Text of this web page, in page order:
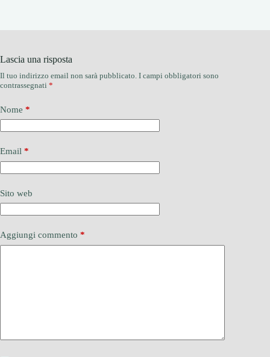
Lascia una risposta
Il tuo indirizzo email non sarà pubblicato. I campi obbligatori sono
contrassegnati *
Nome *
Email *
Sito web
Aggiungi commento *